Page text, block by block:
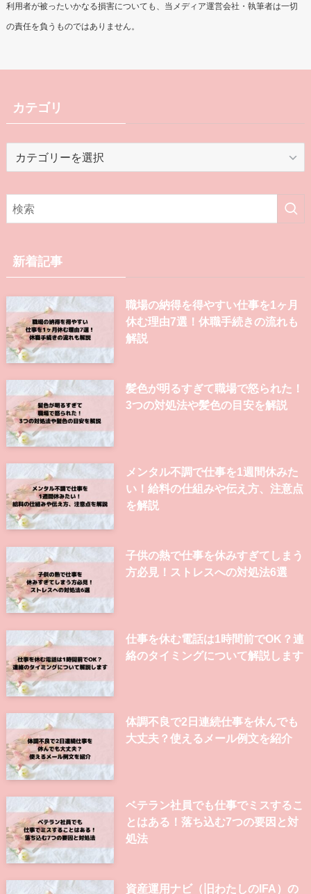
利用者が被ったいかなる損害についても、当メディア運営会社・執筆者は一切
の責任を負うものではありません。
カテゴリ
リ
新着記事
職場の納得を得やすい仕事を1ヶ月
休む理由7選！休職手続きの流れも
解説
髪色が明るすぎて職場で怒られた！
3つの対処法や髪色の目安を解説
メンタル不調で仕事を1週間休みた
い！給料の仕組みや伝え方、注意点
を解説
子供の熱で仕事を休みすぎてしまう
方必見！ストレスへの対処法6選
仕事を休む電話は1時間前でOK？連
絡のタイミングについて解説します
体調不良で2日連続仕事を休んでも
大丈夫？使えるメール例文を紹介
ベテラン社員でも仕事でミスするこ
とはある！落ち込む7つの要因と対
処法
資産運用ナビ（旧わたしのIFA）の